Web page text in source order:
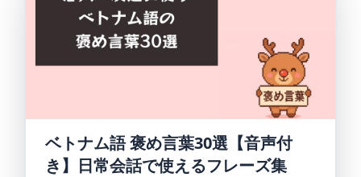
ベトナム語 褒め言葉30選【音声付
き】日常会話で使えるフレーズ集